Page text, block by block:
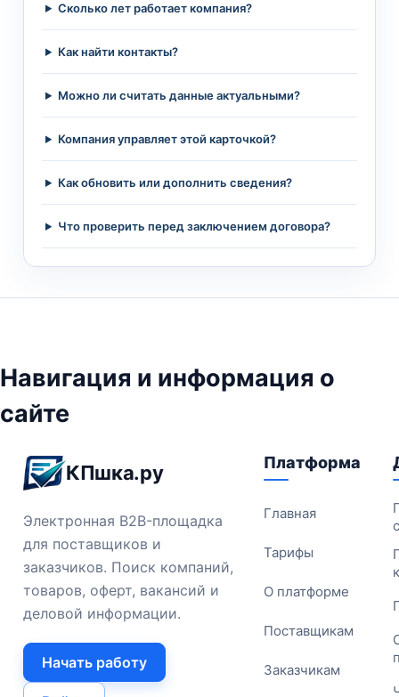
Сколько лет работает компания?
Как найти контакты?
Можно ли считать данные актуальными?
Компания управляет этой карточкой?
Как обновить или дополнить сведения?
Что проверить перед заключением договора?
Навигация и информация о
сайте
КПшка.ру
Электронная B2B-площадка
для поставщиков и
заказчиков. Поиск компаний,
товаров, оферт, вакансий и
деловой информации.
Начать работу
Платформа
Главная
Тарифы
О платформе
Поставщикам
Заказчикам